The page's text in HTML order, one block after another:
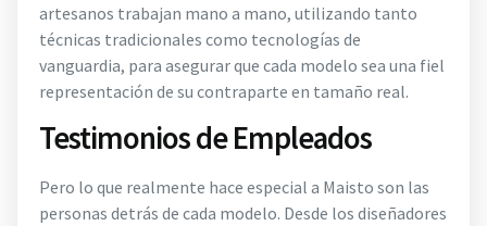
artesanos trabajan mano a mano, utilizando tanto
técnicas tradicionales como tecnologías de
vanguardia, para asegurar que cada modelo sea una fiel
representación de su contraparte en tamaño real.
Testimonios de Empleados
Pero lo que realmente hace especial a Maisto son las
personas detrás de cada modelo. Desde los diseñadores